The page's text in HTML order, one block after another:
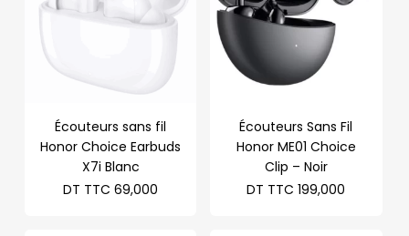
Écouteurs sans fil
Honor Choice Earbuds
X7i Blanc
DT TTC 69,000
Écouteurs Sans Fil
Honor ME01 Choice
Clip – Noir
DT TTC 199,000